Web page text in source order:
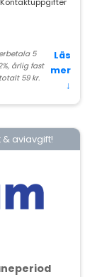
5
årlig fast
59 kr.
Läs
mer
↓
aviavgift!